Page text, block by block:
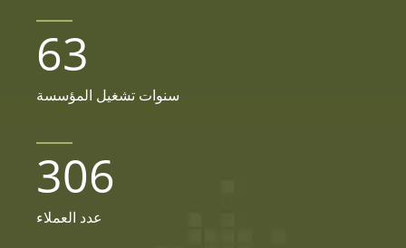
63
سنوات تشغيل المؤسسة
306
عدد العملاء